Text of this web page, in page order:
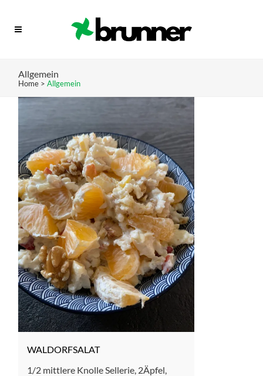
Allgemein
Home >Allgemein
WALDORFSALAT
1/2 mittlere Knolle Sellerie, 2Äpfel,